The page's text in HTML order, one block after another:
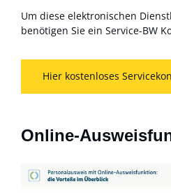
Um diese elektronischen
benötigen Sie ein Service-BW
Hier kostenloses
Online-